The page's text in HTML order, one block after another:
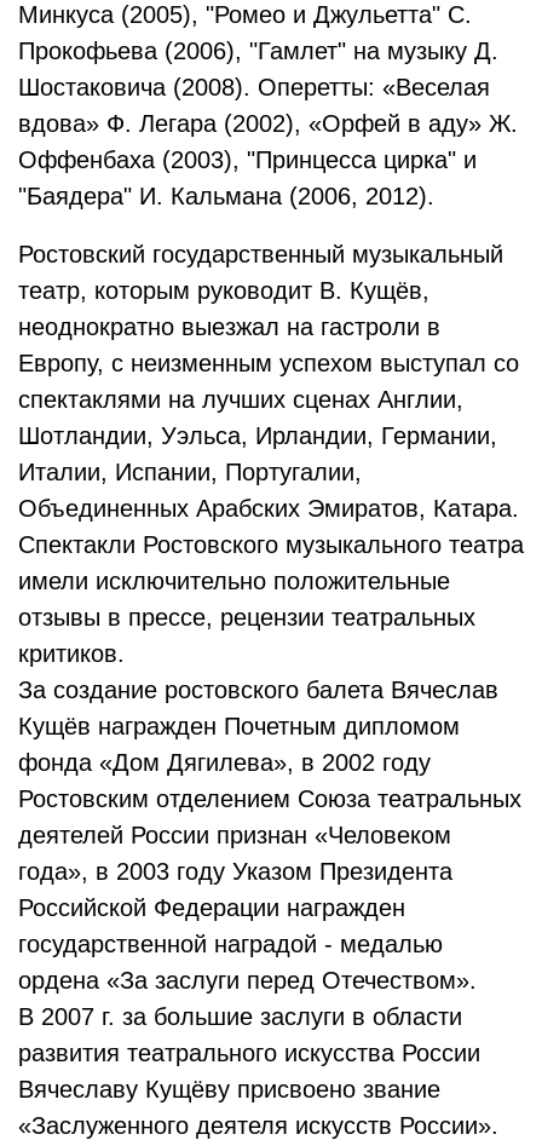
Минкуса (2005), "Ромео и Джульетта" С.
Прокофьева (2006), "Гамлет" на музыку Д.
Шостаковича (2008). Оперетты: «Веселая
вдова» Ф. Легара (2002), «Орфей в аду» Ж.
Оффенбаха (2003), "Принцесса цирка" и
"Баядера" И. Кальмана (2006, 2012).
Ростовский государственный музыкальный
театр, которым руководит В. Кущёв,
неоднократно выезжал на гастроли в
Европу, с неизменным успехом выступал со
спектаклями на лучших сценах Англии,
Шотландии, Уэльса, Ирландии, Германии,
Италии, Испании, Португалии,
Объединенных Арабских Эмиратов, Катара.
Спектакли Ростовского музыкального театра
имели исключительно положительные
отзывы в прессе, рецензии театральных
критиков.
За создание ростовского балета Вячеслав
Кущёв награжден Почетным дипломом
фонда «Дом Дягилева», в 2002 году
Ростовским отделением Союза театральных
деятелей России признан «Человеком
года», в 2003 году Указом Президента
Российской Федерации награжден
государственной наградой - медалью
ордена «За заслуги перед Отечеством».
В 2007 г. за большие заслуги в области
развития театрального искусства России
Вячеславу Кущёву присвоено звание
«Заслуженного деятеля искусств России».